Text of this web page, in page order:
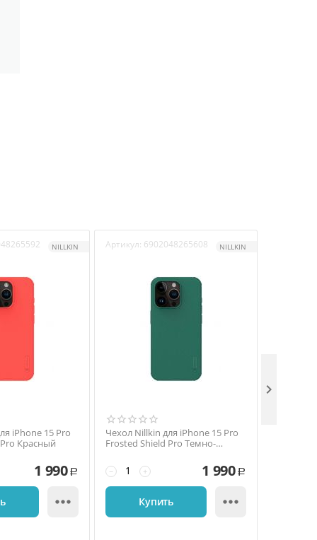
NILLKIN
iPhone 15 Pro
Красный
1 990 Р

Артикул: 6902048265608 NILLKIN
Чехол Nillkin для iPhone 15 Pro
Frosted Shield Pro Темно-
+
− 1 990 Р
Купить 
